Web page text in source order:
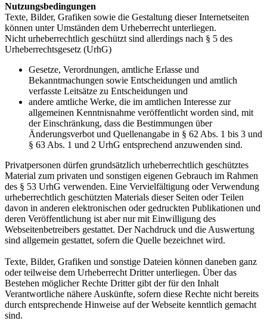
Nutzungsbedingungen
Texte, Bilder, Grafiken sowie die Gestaltung dieser Internetseiten
können unter Umständen dem Urheberrecht unterliegen.
Nicht urheberrechtlich geschützt sind allerdings nach § 5 des
Urheberrechtsgesetz (UrhG)
Gesetze, Verordnungen, amtliche Erlasse und
Bekanntmachungen sowie Entscheidungen und amtlich
verfasste Leitsätze zu Entscheidungen und
andere amtliche Werke, die im amtlichen Interesse zur
allgemeinen Kenntnisnahme veröffentlicht worden sind, mit
der Einschränkung, dass die Bestimmungen über
Änderungsverbot und Quellenangabe in § 62 Abs. 1 bis 3 und
§ 63 Abs. 1 und 2 UrhG entsprechend anzuwenden sind.
Privatpersonen dürfen grundsätzlich urheberrechtlich geschütztes
Material zum privaten und sonstigen eigenen Gebrauch im Rahmen
des § 53 UrhG verwenden. Eine Vervielfältigung oder Verwendung
urheberrechtlich geschützten Materials dieser Seiten oder Teilen
davon in anderen elektronischen oder gedruckten Publikationen und
deren Veröffentlichung ist aber nur mit Einwilligung des
Webseitenbetreibers gestattet. Der Nachdruck und die Auswertung
sind allgemein gestattet, sofern die Quelle bezeichnet wird.
Texte, Bilder, Grafiken und sonstige Dateien können daneben ganz
oder teilweise dem Urheberrecht Dritter unterliegen. Über das
Bestehen möglicher Rechte Dritter gibt der für den Inhalt
Verantwortliche nähere Auskünfte, sofern diese Rechte nicht bereits
durch entsprechende Hinweise auf der Webseite kenntlich gemacht
sind.